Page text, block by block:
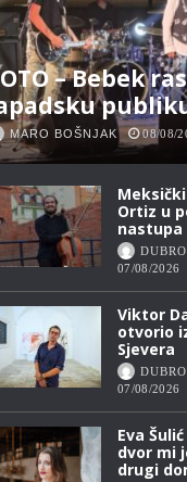
– Bebek
MARO BOŠNJAK 08/08/
Ortiz u
nastupa
07/08/2026
Viktor
otvorio
Sjevera
07/08/2026
Eva
dvor mi
drugi